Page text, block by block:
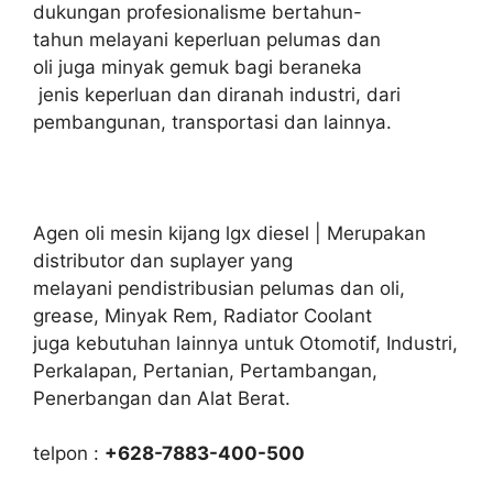
dukungan profesionalisme bertahun-
tahun melayani keperluan pelumas dan
oli juga minyak gemuk bagi beraneka
jenis keperluan dan diranah industri, dari
pembangunan, transportasi dan lainnya.
Agen oli mesin kijang lgx diesel | Merupakan
distributor dan suplayer yang
melayani pendistribusian pelumas dan oli,
grease, Minyak Rem, Radiator Coolant
juga kebutuhan lainnya untuk Otomotif, Industri,
Perkalapan, Pertanian, Pertambangan,
Penerbangan dan Alat Berat.
telpon : +628-7883-400-500